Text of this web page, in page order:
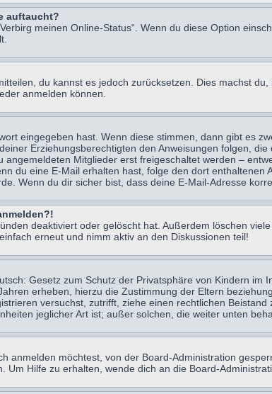
auftaucht?
meinen Online-Status“. Wenn du diese Option
du kannst es jedoch zurücksetzen. Dies machst
anmelden können.
eingegeben hast. Wenn diese stimmen, dann gibt es
Erziehungsberechtigten den Anweisungen folgen,
Mitglieder erst freigeschaltet werden –
du eine E-Mail erhalten hast, folge den dort enthaltenen
Wenn du dir sicher bist, dass deine E-Mail-Adresse
deaktiviert oder gelöscht hat. Außerdem löschen
erneut und nimm aktiv an den Diskussionen teil!
Gesetz zum Schutz der Privatsphäre von Kindern im
erheben, hierzu die Zustimmung der Eltern
versuchst, zutrifft, ziehe einen rechtlichen
jeglicher Art ist; außer solchen, die weiter unten
anmelden möchtest, von der Board-Administration
Hilfe zu erhalten, wende dich an die Board-